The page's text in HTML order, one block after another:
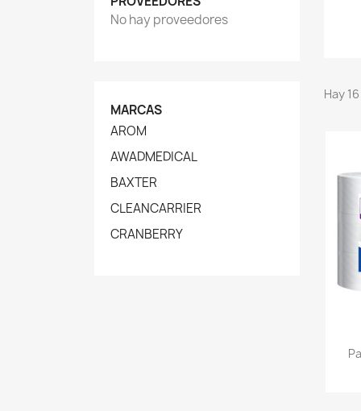
No hay proveedores
MARCAS
AROM
AWADMEDICAL
BAXTER
CLEANCARRIER
CRANBERRY
Hay